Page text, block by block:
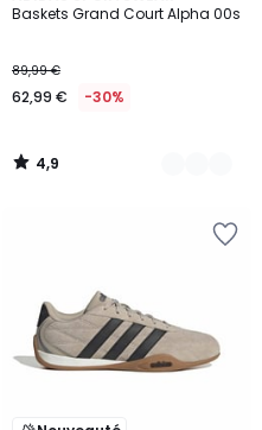
Baskets Grand Court Alpha 00s
89,99 €
62,99 € -30%
/ 5
Couleurs
4,9
/